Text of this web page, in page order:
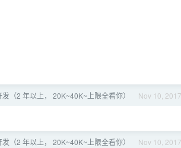
Nov 10, 2017
（2 年以上， 20K~40K~上限全看你）
Nov 10, 2017
（2 年以上， 20K~40K~上限全看你）